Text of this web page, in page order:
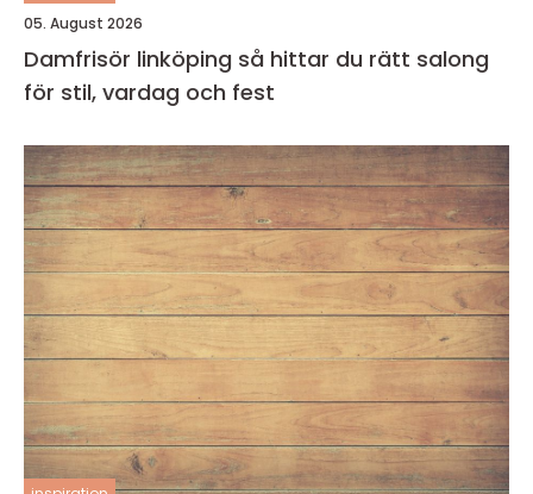
05. August 2026
Damfrisör linköping så hittar du rätt salong
för stil, vardag och fest